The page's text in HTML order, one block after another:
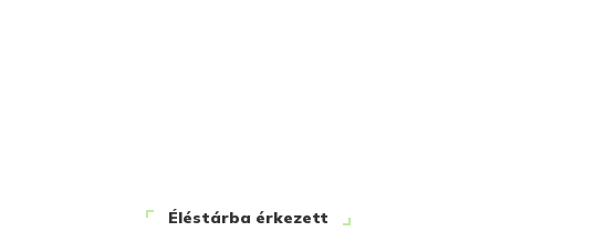
Éléstárba érkezett